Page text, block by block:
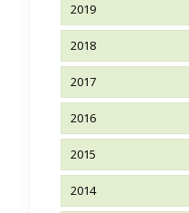
2019
2018
2017
2016
2015
2014